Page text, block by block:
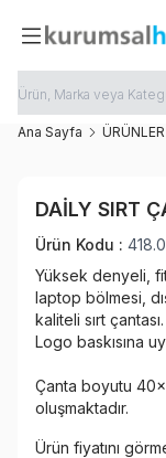
Ana Sayfa ÜRÜNLER
DAILY SIRT
Ürün Kodu :
Yüksek denyeli,
laptop bölmesi,
kaliteli sırt çantası.
Logo baskısına
Çanta boyutu
oluşmaktadır.
Ürün fiyatını